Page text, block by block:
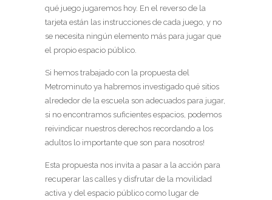
qué juego jugaremos hoy. En el reverso de la
tarjeta están las instrucciones de cada juego, y no
se necesita ningún elemento más para jugar que
el propio espacio público.
Si hemos trabajado con la propuesta del
Metrominuto ya habremos investigado qué sitios
alrededor de la escuela son adecuados para jugar,
si no encontramos suficientes espacios, podemos
reivindicar nuestros derechos recordando a los
adultos lo importante que son para nosotros!
Esta propuesta nos invita a pasar a la acción para
recuperar las calles y disfrutar de la movilidad
activa y del espacio público como lugar de